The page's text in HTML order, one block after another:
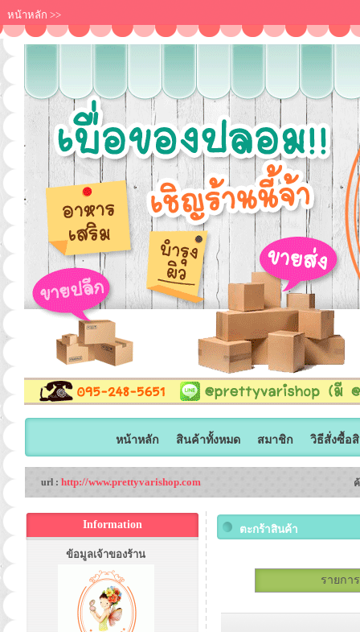
หน้าหลัก >>
หน้าหลัก สินค้าทั้งหมด สมาชิก วิธีสั่งซื้อ
url : http://www.prettyvarishop.com
Information
ข้อมูลเจ้าของร้าน
ตะกร้าสินค้า
รายกา